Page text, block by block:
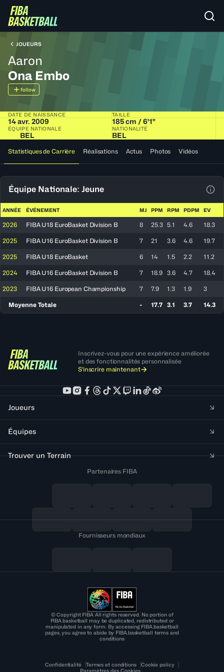
JOUEURS
Aaron
Ona Embo
follow
DATE DE NAISSANCE
14 avr. 2009
TAILLE
185 cm / 6'1"
ÉQUIPE NATIONALE
BEL
NATIONALITÉ
BEL
Statistiques de Carrière Réalisations Actus Photos Vidéos
Équipe Nationale: Jeune
ANNÉE ÉVÉNEMENT MJ PPM RPM PDPM EV
2026 FIBA U18 EuroBasket Division B 8 25.3 5.1 4.6 18.3
2025 FIBA U16 EuroBasket Division B 7 21 3.6 4.6 19.7
2025 FIBA U18 EuroBasket 6 14 1.5 2.2 11.2
2024 FIBA U16 EuroBasket Division B 7 18.9 3.6 4.7 18.4
2023 FIBA U16 European Championship 7 7.9 1.3 1.9 3
Moyenne Totale - 17.7 3.1 3.7 14.3
Inscrivez-vous pour une expérience améliorée
et des fonctionnalités personnalisée
S'inscrire maintenant
Joueurs
Équipes
Trouver un Terrain
Partenaires FIBA
Fournisseurs mondiaux
© Copyright FIBA All rights reserved. No portion of
FIBA.basketball may be duplicated, redistributed or
manipulated in any form. By accessing FIBA.basketball
pages, you agree to abide by FIBA.basketball terms and
conditions
Confidentialité Termes et conditions
Cookie policy
Paramètres des Cookies